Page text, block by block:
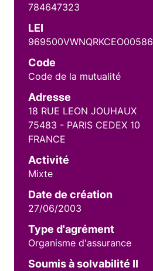
784647323
LEI
969500VWNQRKCEO00586
Code
Code de la mutualité
Adresse
18 RUE LEON JOUHAUX
75483 - PARIS CEDEX 10
FRANCE
Activité
Mixte
Date de création
27/06/2003
Type d'agrément
Organisme d'assurance
Soumis à solvabilité II